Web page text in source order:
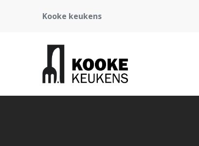
Kooke keukens